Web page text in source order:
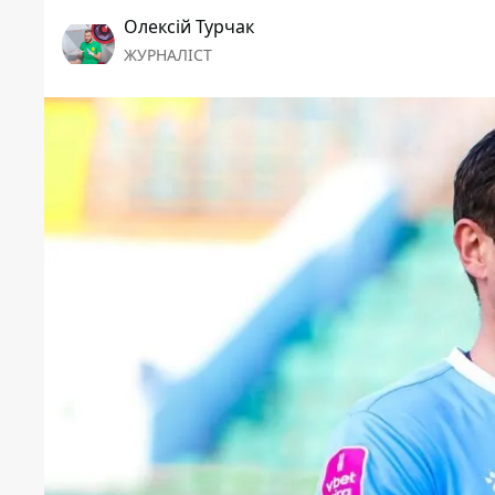
Олексій Турчак
ЖУРНАЛІСТ